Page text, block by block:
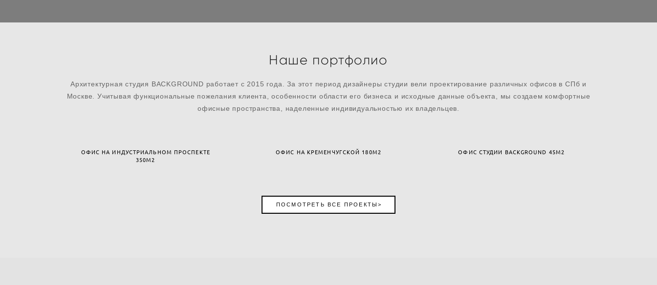
Наше портфолио
Архитектурная студия BACKGROUND работает с 2015 года. За этот период дизайнеры студии вели проектирование различных офисов в СПб и
Москве. Учитывая функциональные пожелания клиента, особенности области его бизнеса и исходные данные объекта, мы создаем комфортные
офисные пространства, наделенные индивидуальностью их владельцев.
ОФИС НА ИНДУСТРИАЛЬНОМ ПРОСПЕКТЕ
350М2
ОФИС НА КРЕМЕНЧУГСКОЙ 180М2 ОФИС СТУДИИ BACKGROUND 45М2
ПОСМОТРЕТЬ ВСЕ ПРОЕКТЫ>